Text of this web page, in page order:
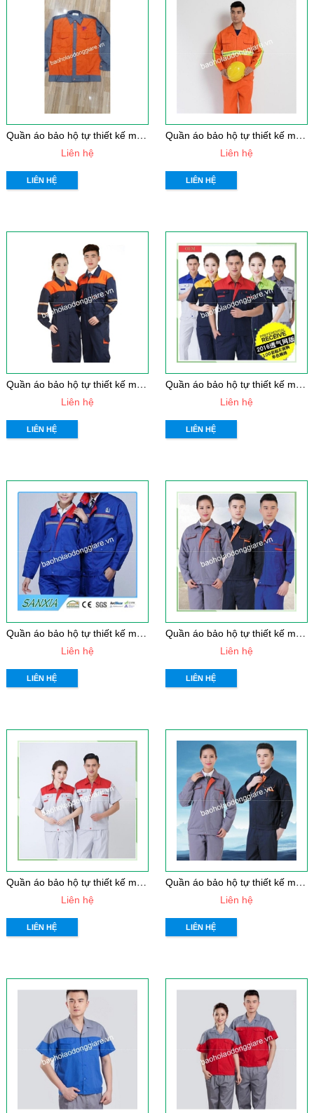
Q
uần áo bảo hộ tự thiết kế mẫu 29
Liên hệ
LIÊN HỆ
Q
uần áo bảo hộ tự thiết kế mẫu 28
Liên hệ
LIÊN HỆ
Q
uần áo bảo hộ tự thiết kế mẫu 27
Liên hệ
LIÊN HỆ
Q
uần áo bảo hộ tự thiết kế mẫu 26
Liên hệ
LIÊN HỆ
Q
uần áo bảo hộ tự thiết kế mẫu 25
Liên hệ
LIÊN HỆ
Q
uần áo bảo hộ tự thiết kế mẫu 24
Liên hệ
LIÊN HỆ
Q
uần áo bảo hộ tự thiết kế mẫu 23
Liên hệ
LIÊN HỆ
Q
uần áo bảo hộ tự thiết kế mẫu 22
Liên hệ
LIÊN HỆ